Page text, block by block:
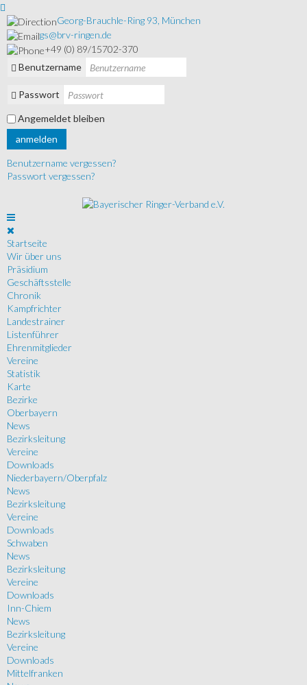
Georg-Brauchle-Ring 93, München
gs@brv-ringen.de
+49 (0) 89/15702-370
Benutzername
Passwort
Angemeldet bleiben
anmelden
Benutzername vergessen?
Passwort vergessen?
Startseite
Wir über uns
Präsidium
Geschäftsstelle
Chronik
Kampfrichter
Landestrainer
Listenführer
Ehrenmitglieder
Vereine
Statistik
Karte
Bezirke
Oberbayern
News
Bezirksleitung
Vereine
Downloads
Niederbayern/Oberpfalz
News
Bezirksleitung
Vereine
Downloads
Schwaben
News
Bezirksleitung
Vereine
Downloads
Inn-Chiem
News
Bezirksleitung
Vereine
Downloads
Mittelfranken